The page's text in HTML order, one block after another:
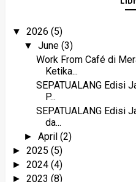
▼ 2026 (5)
▼June(3)
Work From Café di
Ketika...
SEPATUALANG Edisi
P...
SEPATUALANG Edisi
da...
►April(2)
► 2025 (5)
► 2024 (4)
► 2023 (8)